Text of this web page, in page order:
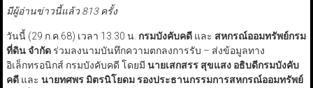
มีผู้อ่านข่าวนี้แล้ว 813 ครั้ง
วันนี้ (29 ก.ค.68) เวลา 13.30 น. กรมบังคับคดีและ สหกรณ์ออมทรัพย์กรม
ที่ดิน จำกัดร่วมลงนามบันทึกความตกลงการรับ – ส่งข้อมูลทาง
อิเล็กทรอนิกส์ กรมบังคับคดี โดยมี นายเสกสรร สุขแสง อธิบดีกรมบังคับ
คดีและ นายทศพร มิตรนิโยดม รองประธานกรรมการสหกรณ์ออมทรัพย์